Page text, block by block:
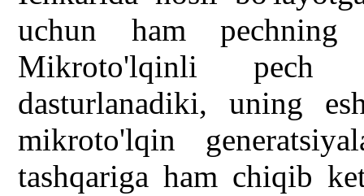
uchun ham pechning
Mikroto'lqinli pech
dasturlanadiki, uning
mikroto'lqin
tashqariga ham chiqib